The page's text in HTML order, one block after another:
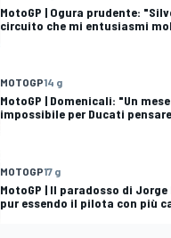
MotoGP | Ogura prudente:
circuito che mi entusiasmi
MOTOGP14 g
MotoGP | Domenicali: "Un
impossibile per Ducati
MOTOGP17 g
MotoGP | Il paradosso di
pur essendo il pilota con più